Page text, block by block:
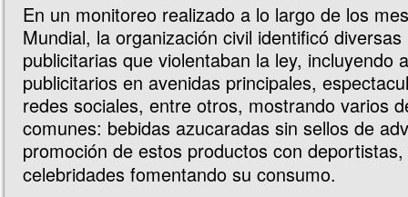
En un monitoreo realizado a lo largo de los
Mundial, la organización civil identificó
publicitarias que violentaban la ley, incluyendo
publicitarios en avenidas principales,
redes sociales, entre otros, mostrando varios
comunes: bebidas azucaradas sin sellos de
promoción de estos productos con deportistas,
celebridades fomentando su consumo.